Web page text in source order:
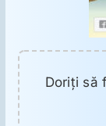
Doriţi să